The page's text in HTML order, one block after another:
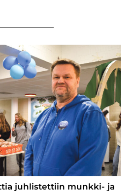
juhlistettiin munkki- ja